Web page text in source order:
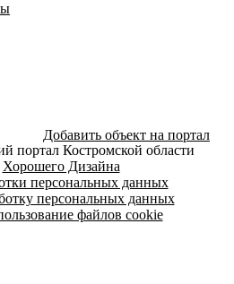
Добавить объект на портал
портал Костромской области
Хорошего Дизайна
персональных данных
персональных данных
файлов cookie